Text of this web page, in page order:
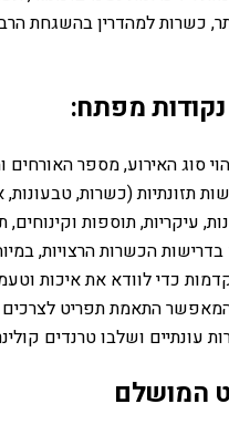
כשרות למהדרין בהשגחת
מפתח:
סוג האירוע, מספר
תזונתיות (כשרות, טבעונות,
עיקריות, תוספות
הכשרות הרצויות,
כדי לוודא את איכות
המאפשר התאמת תפריט לצרכים
עונתיים ושלבו טרנדים
המושלם